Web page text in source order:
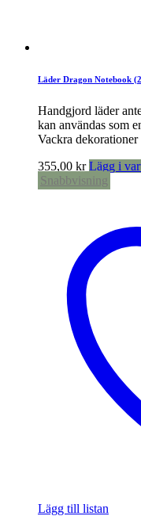
Läder Dragon Notebook
Handgjord läder
kan användas som
Vackra dekorationer
355,00 kr Lägg i
Snabbvisning
Lägg till listan